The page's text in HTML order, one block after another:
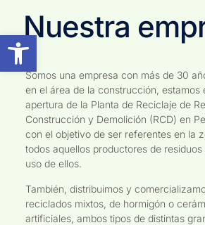
Abrir barra de herramientas
Nuestra
Somos una empresa con más de 30
en el área de la construcción, estamos
apertura de la Planta de Reciclaje de
Construcción y Demolición (RCD) en
con el objetivo de ser referentes en la
todos aquellos productores de
uso de ellos.
También, distribuimos y
reciclados mixtos, de hormigón o
artificiales, ambos tipos de distintas